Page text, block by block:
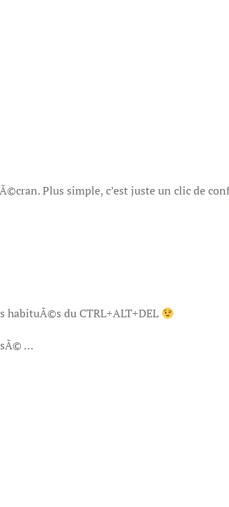
Plus simple, c’est juste un clic de
habituÃ©s du CTRL+ALT+DEL
…